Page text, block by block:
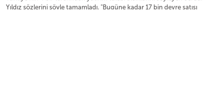
Yıldız sözlerini şöyle tamamladı, "Bugüne kadar 17 bin devre satışı